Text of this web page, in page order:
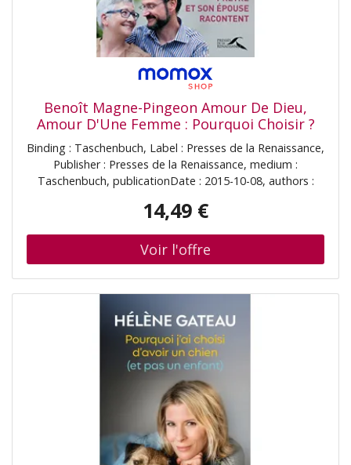
Benoît Magne-Pingeon Amour De Dieu,
Amour D'Une Femme : Pourquoi Choisir ?
Binding : Taschenbuch, Label : Presses de la Renaissance,
Publisher : Presses de la Renaissance, medium :
Taschenbuch, publicationDate : 2015-10-08, authors :
Perret, ISBN : 2750909147
14,49 €